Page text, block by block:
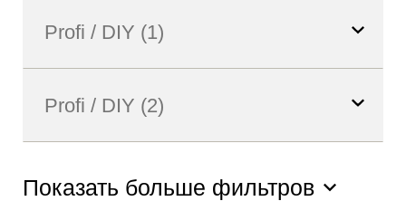
Показать больше фильтров